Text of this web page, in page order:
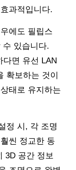
과적입니다.
에도 필립스
수 있습니다.
면 유선 LAN
확보하는 것이
태로 유지하는
정 시, 각 조명
씬 정교한 동
3D 공간 정보